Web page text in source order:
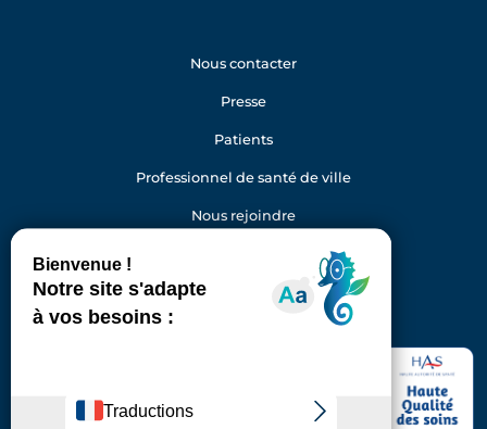
92150 Suresnes
Standard : 01 46 25 20 00
Nous contacter
Presse
Patients
Professionnel de santé de ville
Nous rejoindre
LinkedInInstagram